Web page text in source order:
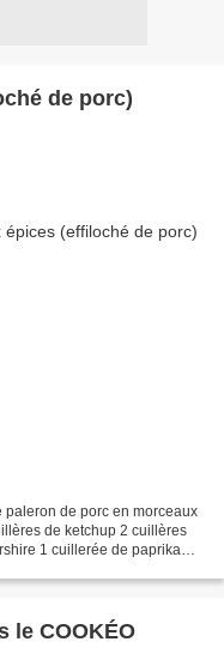
de porc)
paleron de porc en morceaux
de ketchup 2 cuillères
1 cuillerée de paprika
le COOKÉO